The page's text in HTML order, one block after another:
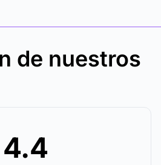
de nuestros
4.4